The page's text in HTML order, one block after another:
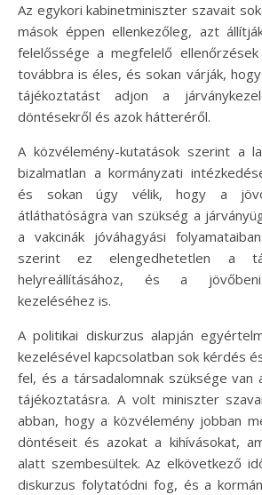
Az egykori kabinetminiszter szavait
mások éppen ellenkezőleg, azt
felelőssége a megfelelő
továbbra is éles, és sokan várják,
tájékoztatást adjon a
döntésekről és azok hátteréről.
A közvélemény-kutatások szerint a
bizalmatlan a kormányzati
és sokan úgy vélik, hogy a
átláthatóságra van szükség a
a vakcinák jóváhagyási
szerint ez elengedhetetlen a
helyreállításához, és a jövőbeni
kezeléséhez is.
A politikai diskurzus alapján
kezelésével kapcsolatban sok kérdés
fel, és a társadalomnak szüksége
tájékoztatásra. A volt miniszter
abban, hogy a közvélemény jobban
döntéseit és azokat a kihívásokat,
alatt szembesültek. Az elkövetkező
diskurzus folytatódni fog, és a